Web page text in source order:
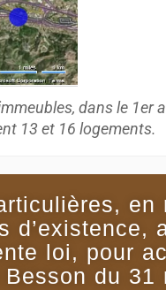
dans le 1er
13 et 16 logements.
en
d’existence,
loi, pour
du 31